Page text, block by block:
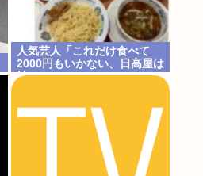
人気芸人「これだけ食べて
2000円もいかない、日高屋は
神」